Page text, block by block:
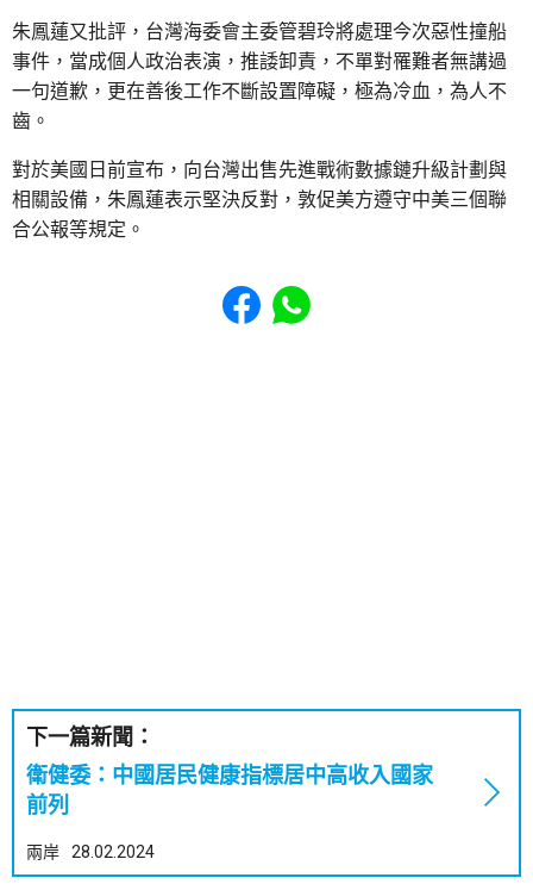
朱鳳蓮又批評，台灣海委會主委管碧玲將處理今次惡性撞船
事件，當成個人政治表演，推諉卸責，不單對罹難者無講過
一句道歉，更在善後工作不斷設置障礙，極為冷血，為人不
齒。
對於美國日前宣布，向台灣出售先進戰術數據鏈升級計劃與
相關設備，朱鳳蓮表示堅決反對，敦促美方遵守中美三個聯
合公報等規定。
Share to Facebook
Share to WhatsApp
下一篇新聞：
衛健委：中國居民健康指標居中高收入國家
前列
兩岸 28.02.2024